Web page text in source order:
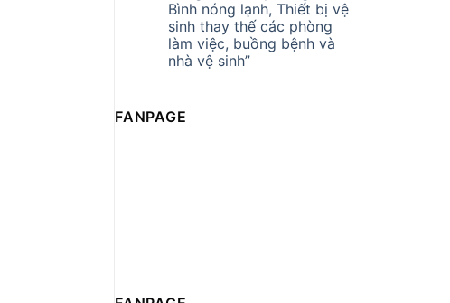
Bình nóng lạnh, Thiết bị vệ
sinh thay thế các phòng
làm việc, buồng bệnh và
nhà vệ sinh”
FANPAGE